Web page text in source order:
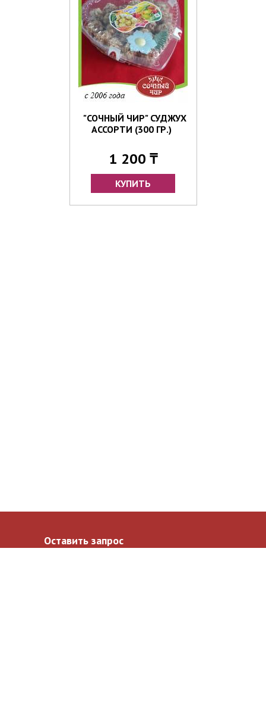
"СОЧНЫЙ ЧИР" СУДЖУХ
АССОРТИ (300 ГР.)
1 200 ₸
Оставить запрос